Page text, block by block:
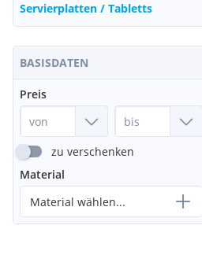
Servierplatten / Tabletts
BASISDATEN
Preis
zu verschenken
Material
Material wählen...